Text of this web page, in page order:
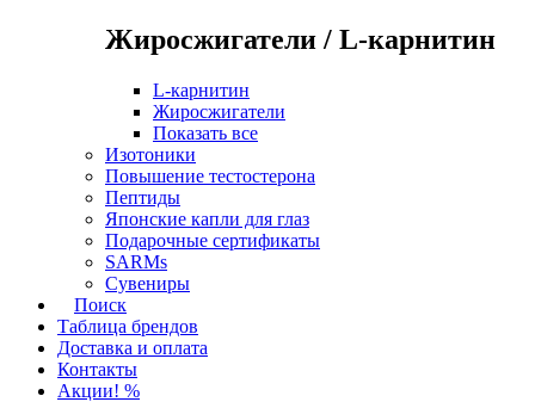
Жиросжигатели / L-карнитин
L-карнитин
Жиросжигатели
Показать все
Изотоники
Повышение тестостерона
Пептиды
Японские капли для глаз
Подарочные сертификаты
SARMs
Сувениры
Поиск
Таблица брендов
Доставка и оплата
Контакты
Акции! %